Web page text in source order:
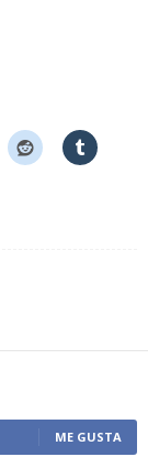
ME GUSTA